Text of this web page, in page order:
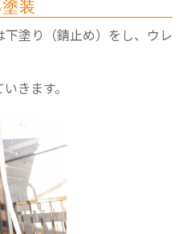
装
塗り（錆止め）をし、ウレ
きます。